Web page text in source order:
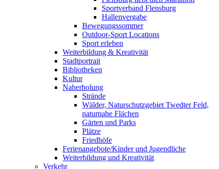
Sportverband Flensburg
Hallenvergabe
Bewegungssommer
Outdoor-Sport Locations
Sport erleben
Weiterbildung & Kreativität
Stadtportrait
Bibliotheken
Kultur
Naherholung
Strände
Wälder, Naturschutzgebiet Twedter Feld,
naturnahe Flächen
Gärten und Parks
Plätze
Friedhöfe
Ferienangebote/Kinder und Jugendliche
Weiterbildung und Kreativität
Verkehr